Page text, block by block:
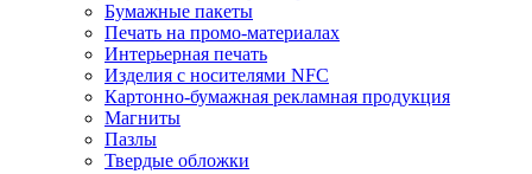
Бумажные пакеты
Печать на промо-материалах
Интерьерная печать
Изделия с носителями NFC
Картонно-бумажная рекламная продукция
Магниты
Пазлы
Твердые обложки